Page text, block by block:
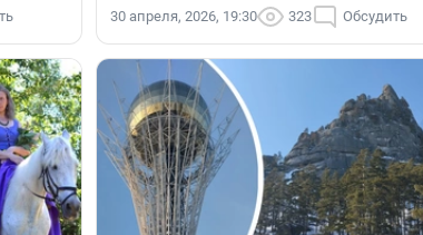
30 апреля, 2026, 19:30 323 Обсудить